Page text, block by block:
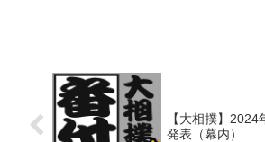
【大相撲】2024
発表（幕内）